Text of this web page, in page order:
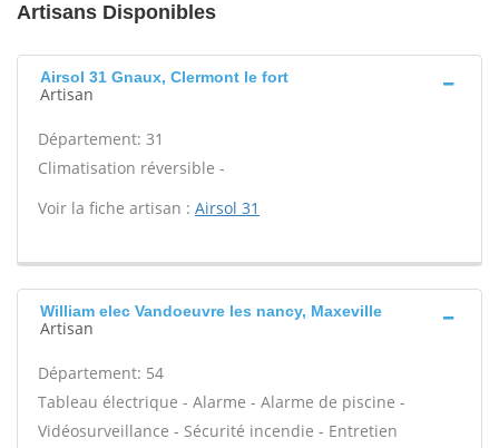
Artisans Disponibles
Airsol 31 Gnaux, Clermont le fort
Artisan
Département: 31
Climatisation réversible -
Voir la fiche artisan : Airsol 31
William elec Vandoeuvre les nancy, Maxeville
Artisan
Département: 54
Tableau électrique - Alarme - Alarme de piscine -
Vidéosurveillance - Sécurité incendie - Entretien